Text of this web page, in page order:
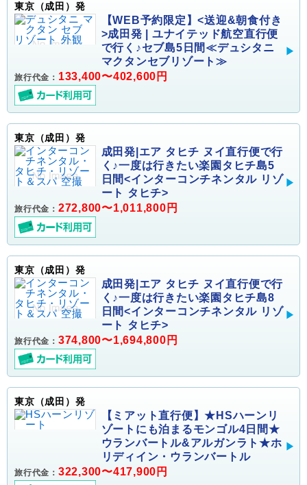
東京（成田）発
【WEB予約限定】<送迎&朝食付き
>成田発 | ユナイテッド航空直行便
で行く♪セブ島5日間≪デュシタニ
マクタンセブリゾート≫
旅行代金： 133,400〜402,600円
東京（成田）発
成田発|エア タヒチ ヌイ直行便で行
く♪一度は行きたい楽園タヒチ島5
日間<インターコンチネンタル リゾ
ート タヒチ>
旅行代金： 272,800〜1,011,800円
東京（成田）発
成田発|エア タヒチ ヌイ直行便で行
く♪一度は行きたい楽園タヒチ島8
日間<インターコンチネンタル リゾ
ート タヒチ>
旅行代金： 374,800〜1,694,800円
東京（成田）発
【ミアット直行便】★HSハーンリ
ゾートにも泊まるモンゴル4日間★
ウランバートル&アルガンラト★ホ
リディイン・ウランバートル
旅行代金： 322,300〜417,900円